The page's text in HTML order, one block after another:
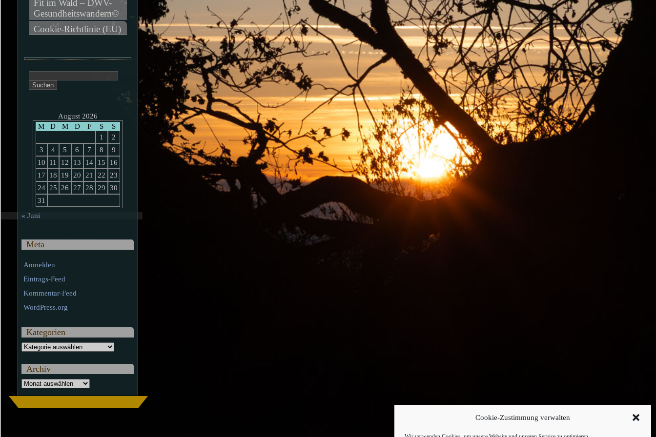
Cookie-Zustimmung verwalten
Fit im Wald – DWV-
Gesundheitswandern©
Cookie-Richtlinie (EU)
nach:
August 2026
M
D M D F S
S
1
2
3
4 5 6 7 8
9
10
11 12 13 14 15
16
17
18 19 20 21 22
23
24 25 26 27 28 29
30
31
« Juni
Meta
Anmelden
Eintrags-Feed
Kommentar-Feed
WordPress.org
Kategorien
Kategorien
Archiv
Archiv